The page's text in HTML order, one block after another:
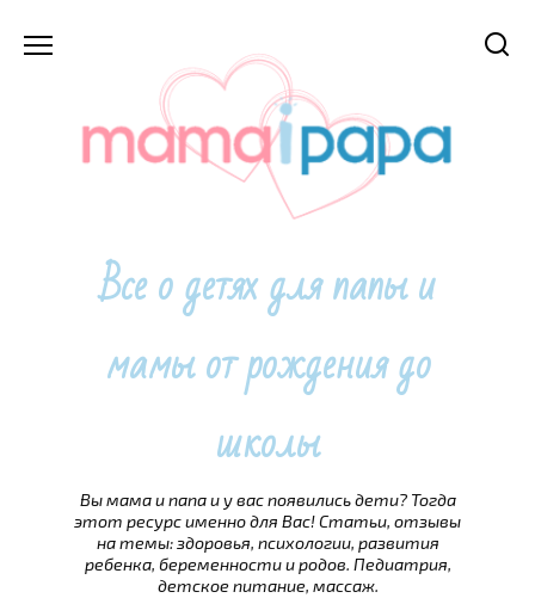
Все о детях для папы и
мамы от рождения до
школы
Вы мама и папа и у вас появились дети? Тогда
этот ресурс именно для Вас! Статьи, отзывы
на темы: здоровья, психологии, развития
ребенка, беременности и родов. Педиатрия,
детское питание, массаж.